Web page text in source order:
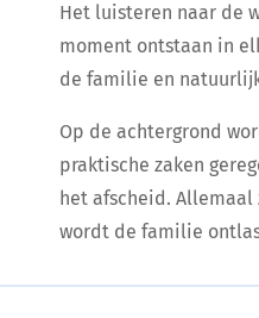
Het luisteren naar de
moment ontstaan in
de familie en
Op de achtergrond
praktische zaken
het afscheid.
wordt de familie